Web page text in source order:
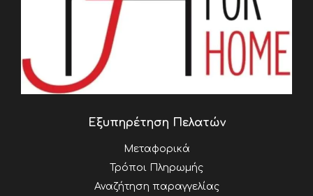
Εξυπηρέτηση Πελατών
Μεταφορικά
Τρόποι Πληρωμής
Αναζήτηση παραγγελίας